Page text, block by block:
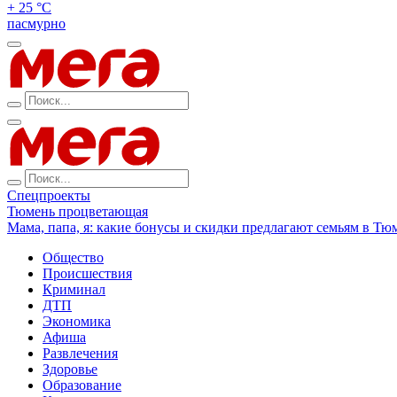
+ 25 °С
пасмурно
Спецпроекты
Тюмень процветающая
Мама, папа, я: какие бонусы и скидки предлагают семьям в
Общество
Происшествия
Криминал
ДТП
Экономика
Афиша
Развлечения
Здоровье
Образование